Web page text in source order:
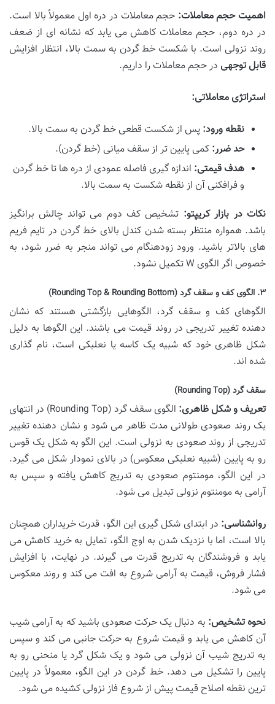
اهمیت حجم معاملات: حجم معاملات در دره اول معمولاً بالا است.
در دره دوم، حجم معاملات کاهش می یابد که نشانه ای از ضعف
روند نزولی است. با شکست خط گردن به سمت بالا، انتظار افزایش
قابل توجهی در حجم معاملات را داریم.
استراتژی معاملاتی:
نقطه ورود: پس از شکست قطعی خط گردن به سمت بالا.
حد ضرر: کمی پایین تر از سقف میانی (خط گردن).
هدف قیمتی: اندازه گیری فاصله عمودی از دره ها تا خط گردن
و فرافکنی آن از نقطه شکست به سمت بالا.
نکات در بازار کریپتو: تشخیص کف دوم می تواند چالش برانگیز
باشد. همواره منتظر بسته شدن کندل بالای خط گردن در تایم فریم
های بالاتر باشید. ورود زودهنگام می تواند منجر به ضرر شود، به
خصوص اگر الگوی W تکمیل نشود.
۳. الگوی کف و سقف گرد (Rounding Top & Rounding Bottom)
الگوهای کف و سقف گرد، الگوهایی بازگشتی هستند که نشان
دهنده تغییر تدریجی در روند قیمت می باشند. این الگوها به دلیل
شکل ظاهری خود که شبیه یک کاسه یا نعلبکی است، نام گذاری
شده اند.
سقف گرد (Rounding Top)
تعریف و شکل ظاهری:
الگوی سقف گرد (Rounding Top) در انتهای
یک روند صعودی طولانی مدت ظاهر می شود و نشان دهنده تغییر
تدریجی از روند صعودی به نزولی است. این الگو به شکل یک قوس
رو به پایین (شبیه نعلبکی معکوس) در بالای نمودار شکل می گیرد.
در این الگو، مومنتوم صعودی به تدریج کاهش یافته و سپس به
آرامی به مومنتوم نزولی تبدیل می شود.
روانشناسی: در ابتدای شکل گیری این الگو، قدرت خریداران همچنان
بالا است، اما با نزدیک شدن به اوج الگو، تمایل به خرید کاهش می
یابد و فروشندگان به تدریج قدرت می گیرند. در نهایت، با افزایش
فشار فروش، قیمت به آرامی شروع به افت می کند و روند معکوس
می شود.
نحوه تشخیص: به دنبال یک حرکت صعودی باشید که به آرامی شیب
آن کاهش می یابد و قیمت شروع به حرکت جانبی می کند و سپس
به تدریج شیب آن نزولی می شود و یک شکل گرد یا منحنی رو به
پایین را تشکیل می دهد. خط گردن در این الگو، معمولاً در پایین
ترین نقطه اصلاح قیمت پیش از شروع فاز نزولی کشیده می شود.